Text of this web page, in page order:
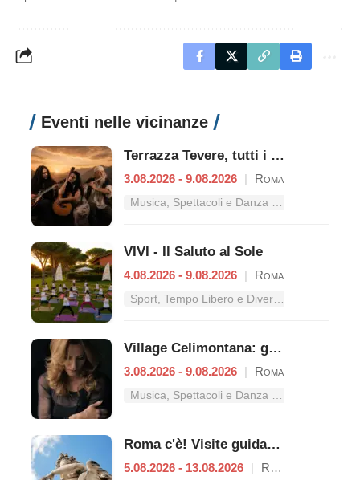
Eventi nelle vicinanze
Terrazza Tevere, tutti i concerti dal 3 al 9 agosto
3.08.2026 - 9.08.2026 | Roma
VIVI - Il Saluto al Sole
4.08.2026 - 9.08.2026 | Roma
Village Celimontana: gli appuntamenti dal 3 al 9 agosto
3.08.2026 - 9.08.2026 | Roma
Roma c'è! Visite guidate (anche per bambini) dal 5 al 13 agosto 2026
5.08.2026 - 13.08.2026 | Roma